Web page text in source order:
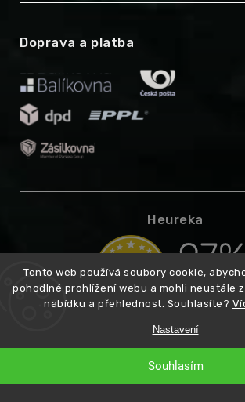
Tento web používá soubory cookie,
pohodlné prohlížení webu a mohli neustále
nabídku a přehlednost. Souhlasíte?
Nastavení
Souhlasím
Doprava a platba
Heureka
Vytvořil
Higarden.cz. Všechna